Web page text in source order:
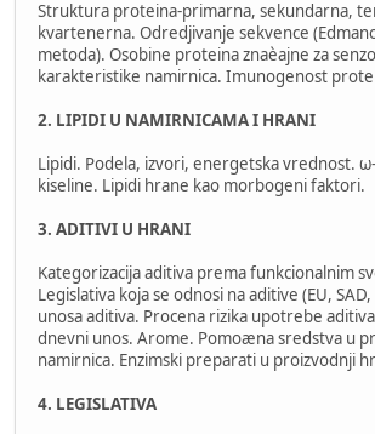
Struktura proteina-primarna, sekundarna,
kvartenerna. Odredjivanje sekvence
metoda). Osobine proteina znaèajne za
karakteristike namirnica. Imunogenost
2. LIPIDI U NAMIRNICAMA I HRANI
Lipidi. Podela, izvori, energetska vrednost.
kiseline. Lipidi hrane kao morbogeni faktori.
3. ADITIVI U HRANI
Kategorizacija aditiva prema funkcionalnim
Legislativa koja se odnosi na aditive (EU,
unosa aditiva. Procena rizika upotrebe
dnevni unos. Arome. Pomoæna sredstva u
namirnica. Enzimski preparati u proizvodnji
4. LEGISLATIVA